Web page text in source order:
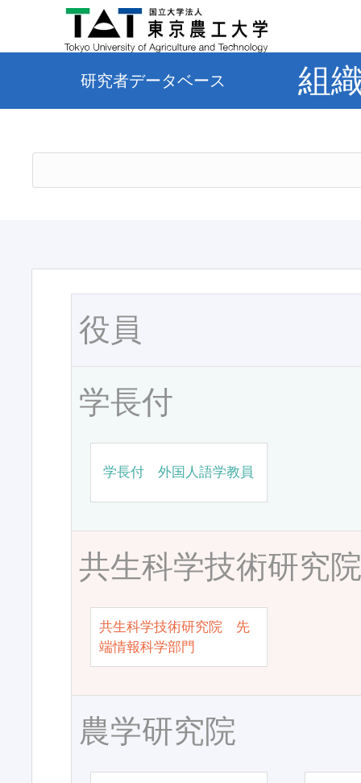
研究者データベース 組
役員
学長付
学長付 外国人語学教員
共生科学技術研究
共生科学技術研究院 先
端情報科学部門
農学研究院